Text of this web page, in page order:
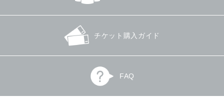
チケット購入ガイド
FAQ